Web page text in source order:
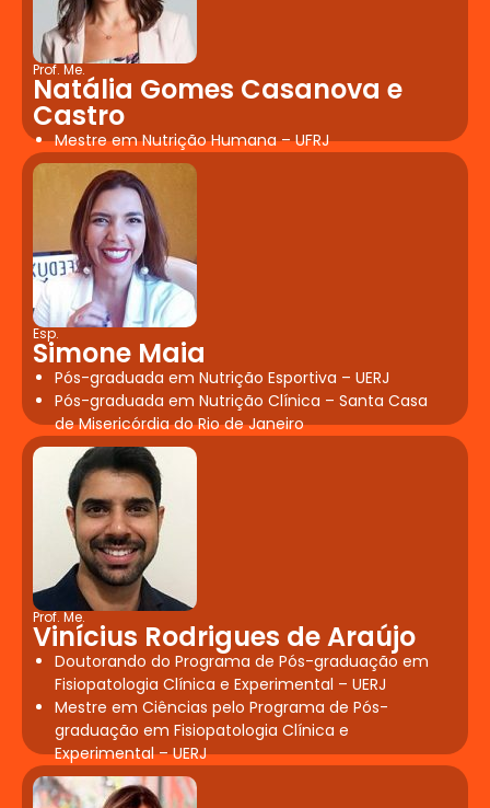
Prof. Me.
Natália Gomes Casanova e
Castro
Mestre em Nutrição Humana – UFRJ
Esp.
Simone Maia
Pós-graduada em Nutrição Esportiva – UERJ
Pós-graduada em Nutrição Clínica – Santa Casa
de Misericórdia do Rio de Janeiro
Prof. Me.
Vinícius Rodrigues de Araújo
Doutorando do Programa de Pós-graduação em
Fisiopatologia Clínica e Experimental – UERJ
Mestre em Ciências pelo Programa de Pós-
graduação em Fisiopatologia Clínica e
Experimental – UERJ